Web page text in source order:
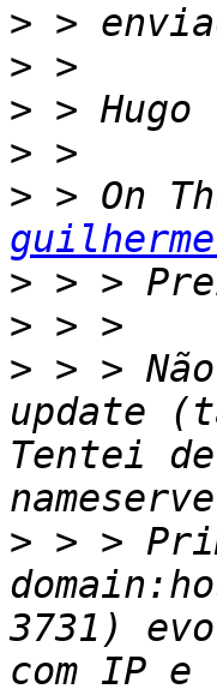
>
>
>
>
>
>
>
> > >
update
Tentei
> > >
3731)
com IP